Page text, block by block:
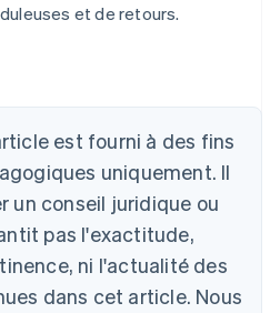
et de retours.
est fourni à des fins
uniquement. Il
un conseil juridique ou
pas l'exactitude,
ni l'actualité des
dans cet article. Nous
English